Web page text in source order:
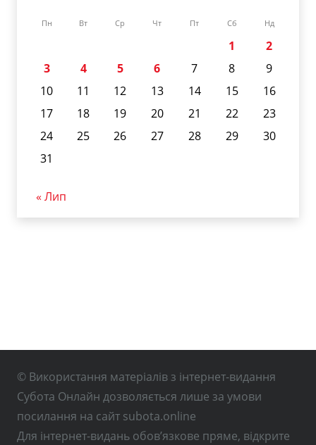
Пн Вт Ср Чт Пт Сб Нд
1
2
3
4 5 6 7 8
9
10
11 12 13 14 15
16
17
18 19 20 21 22
23
24
25 26 27 28 29
30
31
« Лип
© Використання матеріалів з інтернет-видання
Субота Онлайн дозволяється лише за умови
посилання на сайт subota.online
Для інтернет-видань обов’язкове пряме, відкрите